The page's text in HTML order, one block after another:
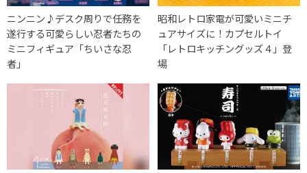
ニンニン♪デスク周りで任務を
遂行する可愛らしい忍者たちの
ミニフィギュア「ちいさな忍
者」
昭和レトロ家電が可愛いミニチ
ュアサイズに！カプセルトイ
「レトロキッチングッズ４」登
場